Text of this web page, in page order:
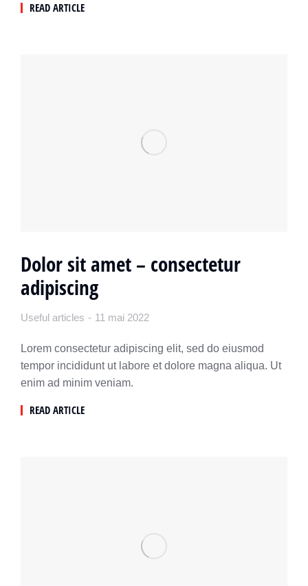
READ ARTICLE
Dolor sit amet – consectetur
adipiscing
Useful articles 11 mai 2022
Lorem consectetur adipiscing elit, sed do eiusmod
tempor incididunt ut labore et dolore magna aliqua. Ut
enim ad minim veniam.
READ ARTICLE